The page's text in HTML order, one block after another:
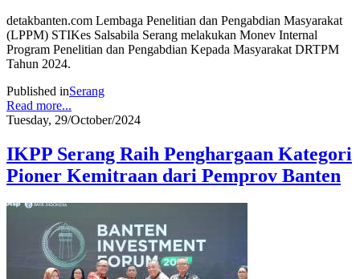
detakbanten.com Lembaga Penelitian dan Pengabdian Masyarakat
(LPPM) STIKes Salsabila Serang melakukan Monev Internal
Program Penelitian dan Pengabdian Kepada Masyarakat DRTPM
Tahun 2024.
Published inSerang
Read more...
Tuesday, 29/October/2024
IKPP Serang Raih Penghargaan Kategori
Pioner Kemitraan dari Pemprov Banten